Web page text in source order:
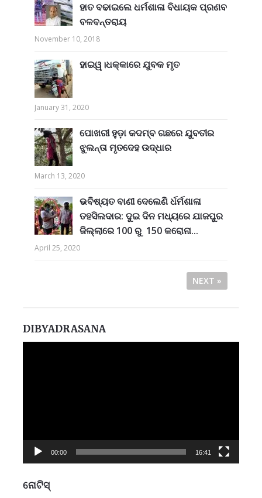
ହାତ ବଢାଇଲେ ଧର୍ମଶାଳା ବିଧାୟକ ପ୍ରଣବ
ବଳବନ୍ତରାୟ
November 10, 2018
ହାଇୱ।ଧକ୍କାରେ ଯୁବକ ମୃତ
January 31, 2020
ପୋଖରୀ ହୁଡ଼ା କଦମ୍ବ ଗଛରେ ଯୁବତୀର
ଝୁଲନ୍ତା ମୃତଦେହ ଉଦ୍ଧାର
March 13, 2020
ଭବିଷ୍ୟତ ବାଣୀ ଦେଲେଣି ର୍ଧର୍ମଶାଳା
ତହସିଲଦାର: ଦୁଇ ଦିନ ମଧ୍ୟରେ ଯାଜପୁର
ଜିଲ୍ଲାରେ 100 ରୁ 150 କରୋନା...
April 25, 2020
NEXT »
DIBYADRASANA
00:00 16:41
ନୋଟିସ୍